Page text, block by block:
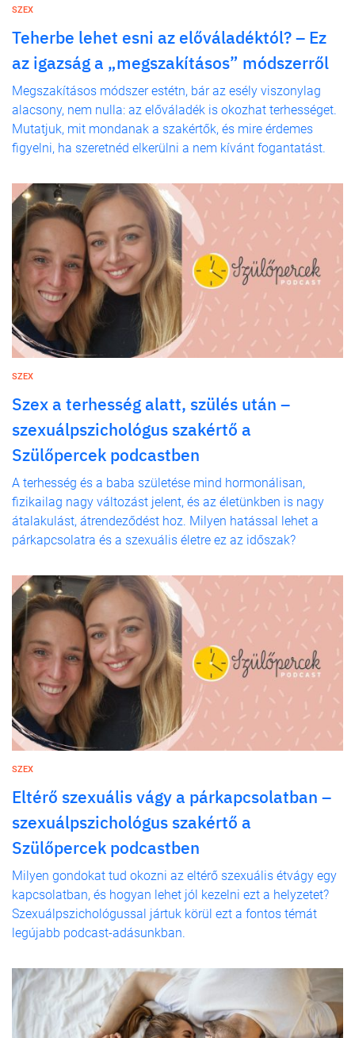
SZEX
Teherbe lehet esni az előváladéktól? – Ez
az igazság a „megszakításos” módszerről
Megszakításos módszer estétn, bár az esély viszonylag
alacsony, nem nulla: az előváladék is okozhat terhességet.
Mutatjuk, mit mondanak a szakértők, és mire érdemes
figyelni, ha szeretnéd elkerülni a nem kívánt fogantatást.
SZEX
Szex a terhesség alatt, szülés után –
szexuálpszichológus szakértő a
Szülőpercek podcastben
A terhesség és a baba születése mind hormonálisan,
fizikailag nagy változást jelent, és az életünkben is nagy
átalakulást, átrendeződést hoz. Milyen hatással lehet a
párkapcsolatra és a szexuális életre ez az időszak?
SZEX
Eltérő szexuális vágy a párkapcsolatban –
szexuálpszichológus szakértő a
Szülőpercek podcastben
Milyen gondokat tud okozni az eltérő szexuális étvágy egy
kapcsolatban, és hogyan lehet jól kezelni ezt a helyzetet?
Szexuálpszichológussal jártuk körül ezt a fontos témát
legújabb podcast-adásunkban.